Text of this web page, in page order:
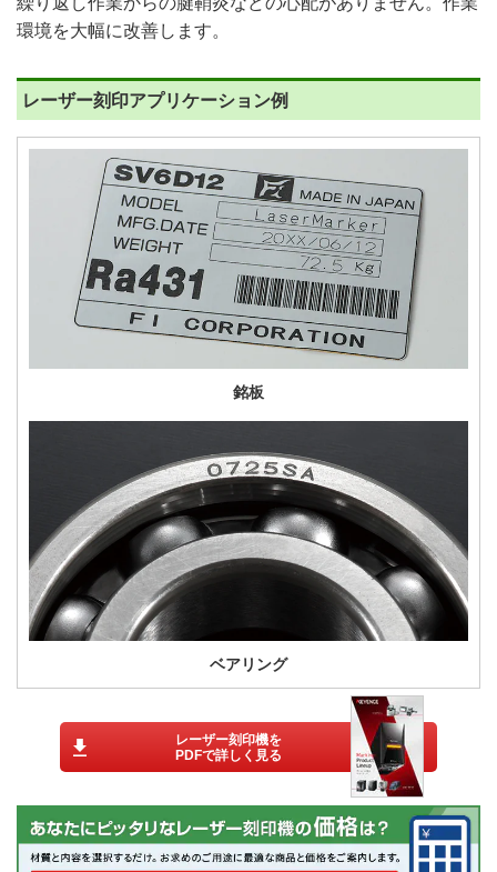
環境を大幅に改善します。
レーザー刻印アプリケーション例
銘板
ベアリング
レーザー刻印機を
PDFで詳しく見る